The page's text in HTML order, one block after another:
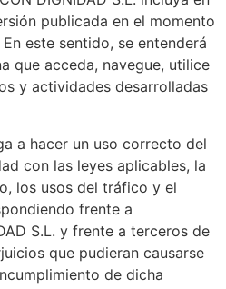
publicada en el momento
este sentido, se entenderá
que acceda, navegue, utilice
y actividades desarrolladas
a hacer un uso correcto del
con las leyes aplicables, la
los usos del tráfico y el
frente a
S.L. y frente a terceros de
que pudieran causarse
de dicha